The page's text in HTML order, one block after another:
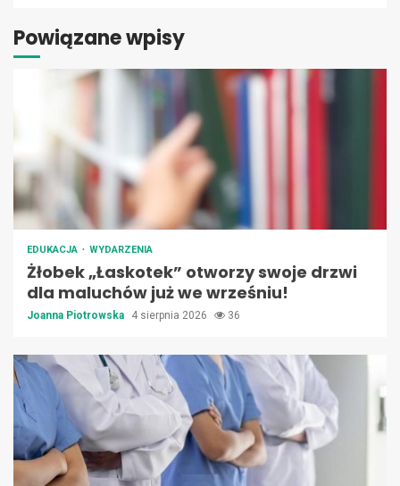
Powiązane wpisy
EDUKACJA WYDARZENIA
Żłobek „Łaskotek” otworzy swoje drzwi
dla maluchów już we wrześniu!
Joanna Piotrowska 4 sierpnia 2026 36